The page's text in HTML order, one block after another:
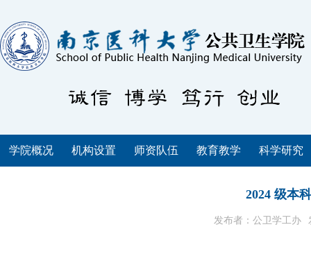
学院概况 机构设置 师资队伍 教育教学 科学研究
2024 级本
发布者：公卫学工办